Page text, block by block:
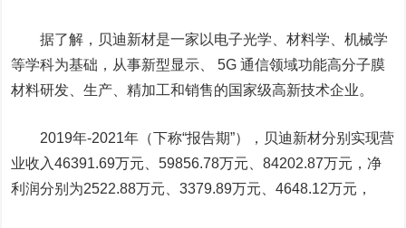
据了解，贝迪新材是一家以电子光学、材料学、机械学
等学科为基础，从事新型显示、 5G 通信领域功能高分子膜
材料研发、生产、精加工和销售的国家级高新技术企业。
2019年-2021年（下称“报告期”），贝迪新材分别实现营
业收入46391.69万元、59856.78万元、84202.87万元，净
利润分别为2522.88万元、3379.89万元、4648.12万元，